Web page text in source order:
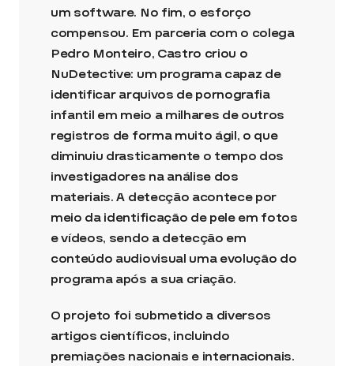
um software. No fim, o esforço
compensou. Em parceria com o colega
Pedro Monteiro, Castro criou o
NuDetective: um programa capaz de
identificar arquivos de pornografia
infantil em meio a milhares de outros
registros de forma muito ágil, o que
diminuiu drasticamente o tempo dos
investigadores na análise dos
materiais. A detecção acontece por
meio da identificação de pele em fotos
e vídeos, sendo a detecção em
conteúdo audiovisual uma evolução do
programa após a sua criação.
O projeto foi submetido a diversos
artigos científicos, incluindo
premiações nacionais e internacionais.